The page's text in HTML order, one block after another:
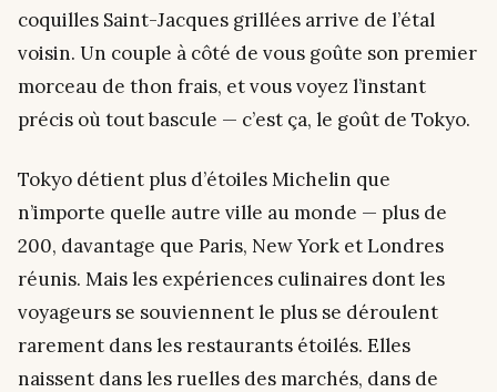
coquilles Saint-Jacques grillées arrive de l’étal
voisin. Un couple à côté de vous goûte son premier
morceau de thon frais, et vous voyez l’instant
précis où tout bascule — c’est ça, le goût de Tokyo.
Tokyo détient plus d’étoiles Michelin que
n’importe quelle autre ville au monde — plus de
200, davantage que Paris, New York et Londres
réunis. Mais les expériences culinaires dont les
voyageurs se souviennent le plus se déroulent
rarement dans les restaurants étoilés. Elles
naissent dans les ruelles des marchés, dans de